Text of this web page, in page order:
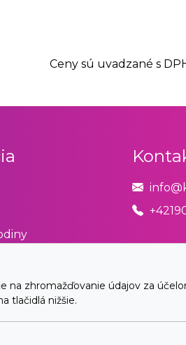
Ceny sú uvadzané s
na zhromažďovanie údajov za
tlačidlá nižšie.
zmluvy tu